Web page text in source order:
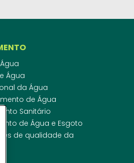
Água
da Água
de Água
Sanitário
de Água e Esgoto
de qualidade da